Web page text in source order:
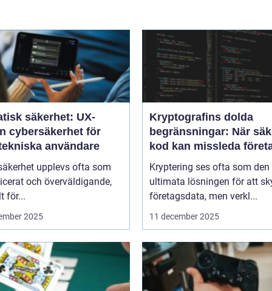
säkerhet: UX-
cybersäkerhet för
användare
upplevs ofta som
och överväldigande,
för...
2025
Kryptografins dolda
begränsningar: När
kod kan missleda
Kryptering ses ofta som den
ultimata lösningen för att
företagsdata, men verkl...
11 december 2025